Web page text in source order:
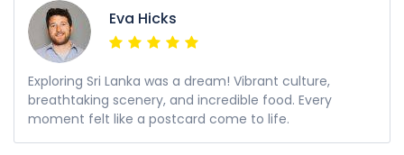
Eva Hicks
Exploring Sri Lanka was a dream! Vibrant culture,
breathtaking scenery, and incredible food. Every
moment felt like a postcard come to life.